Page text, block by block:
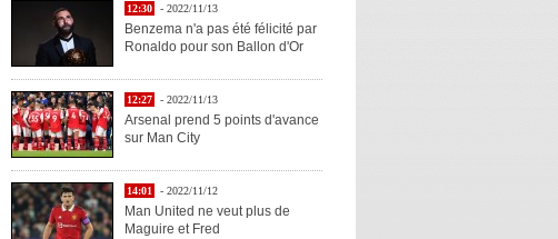
12:30 - 2022/11/13
Benzema n'a pas été félicité par
Ronaldo pour son Ballon d'Or
12:27 - 2022/11/13
Arsenal prend 5 points d'avance
sur Man City
14:01 - 2022/11/12
Man United ne veut plus de
Maguire et Fred